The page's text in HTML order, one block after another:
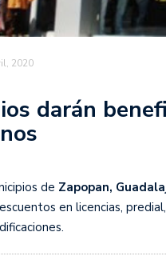
2020
darán
de Zapopan,
en licencias,